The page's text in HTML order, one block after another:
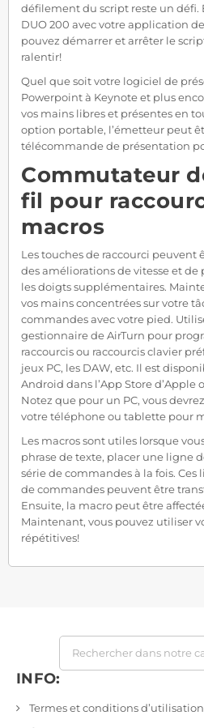
défilement du script reste un défi.
DUO 200 avec votre application
pouvez démarrer et arrêter le
ralentir!
Quel que soit votre logiciel de
Powerpoint à Keynote et plus
vos mains libres et présentes en
option portable, l’émetteur peut
télécommande de présentation
Commutateur
fil pour
macros
Les touches de raccourci peuvent
des améliorations de vitesse et de
les doigts supplémentaires.
vos mains concentrées sur votre
commandes avec votre pied.
gestionnaire de AirTurn pour
raccourcis ou raccourcis clavier
jeux PC, les DAW, etc. Il est
Android dans l’App Store d’Apple
Notez que pour un PC, vous
votre téléphone ou tablette pour
Les macros sont utiles lorsque
phrase de texte, placer une ligne
série de commandes à la fois. Ces
de commandes peuvent être
Ensuite, la macro peut être
Maintenant, vous pouvez utiliser
répétitives!
INFO:
Termes et conditions d’utilisation